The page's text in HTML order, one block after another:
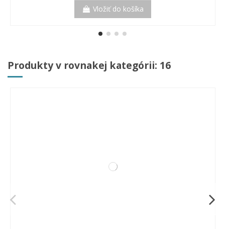
Vložiť do košíka
Produkty v rovnakej kategórii: 16